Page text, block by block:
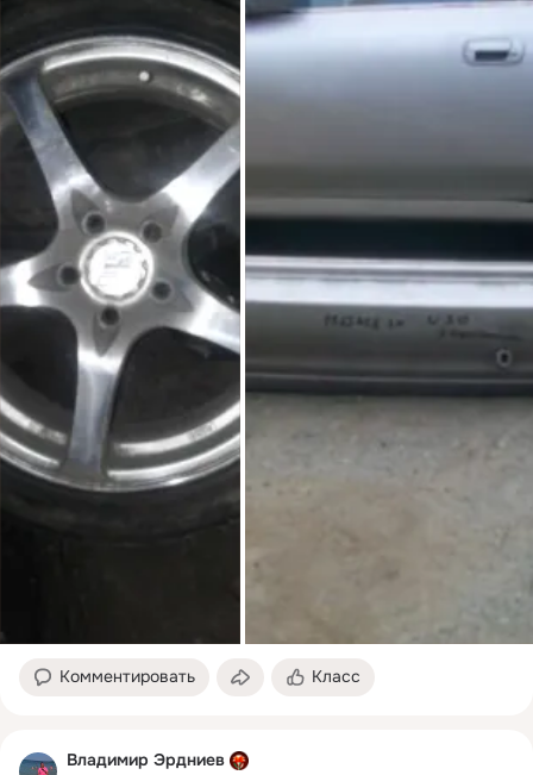
Комментировать Класс
Владимир Эрдниев